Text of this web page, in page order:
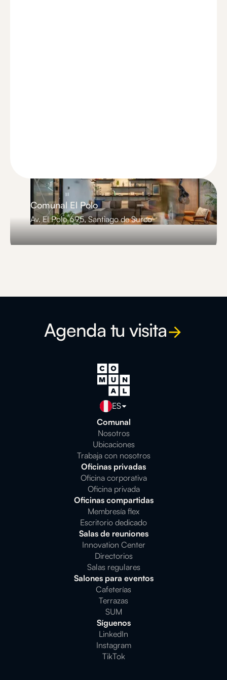
Comunal El Polo
Av. El Polo 695, Santiago de Surco
Agenda tu visita
ES
Comunal
Nosotros
Ubicaciones
Trabaja con nosotros
Oficinas privadas
Oficina corporativa
Oficina privada
Oficinas compartidas
Membresía flex
Escritorio dedicado
Salas de reuniones
Innovation Center
Directorios
Salas regulares
Salones para eventos
Cafeterías
Terrazas
SUM
Síguenos
LinkedIn
Instagram
TikTok